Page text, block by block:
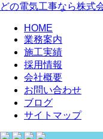
どの電気工事なら株式
HOME
業務案内
施工実績
採用情報
会社概要
お問い合わせ
ブログ
サイトマップ